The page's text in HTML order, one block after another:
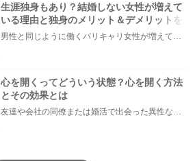
生涯独身もあり？結婚しない女性が増えて
いる理由と独身のメリット＆デメリットを
解説！
男性と同じように働くバリキャリ女性が増えている昨今。 結婚適齢期と言われる25〜34歳になる頃には、責任ある仕事を任されていて、今は結婚のことよりもキャリアを積みたいと考える人も多くいるのではないでしょうか。 「結婚を諦めた訳じゃないけど今ではない」 「タイミングがきたら結婚するつもり」 そんなことを考えているうちに35歳を過ぎ、いざ結婚したいと思ったときには出会いのチャンスが限られている…なんてことも。 最終的には、妥協して相手を選んで結婚するくらいなら生涯独身もありかも？という考えを持ち始める人もいるでしょう。 そこで本記事では、未婚女性が増えている要因と、生涯独身でいるメリット&デメリットを解説。 さらに、独身女性がやっておくべきことをご紹介します。 ・今は仕事が優先で結婚したいかわからない ・自分の結婚観について真剣に考え始めた そんな女性はぜひ参考にしてみてください。
心を開くってどういう状態？心を開く方法
とその効果とは
友達や会社の同僚または婚活で出会った異性などに対して、なかなか本心を見せられず「どうしたら本当の自分が出せるのだろう…」とお悩みの方もいらっしゃいます。 そこで今回は、上手く心を開けない皆さんに「心を開くとはどういうことか」をまずは知ってもらい、具体的に心を開く方法と恋愛・婚活などの対人関係でもたらされる効果をご紹介します。